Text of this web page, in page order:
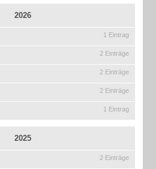
2026
1 Eintrag
2 Einträge
2 Einträge
2 Einträge
1 Eintrag
2025
2 Einträge